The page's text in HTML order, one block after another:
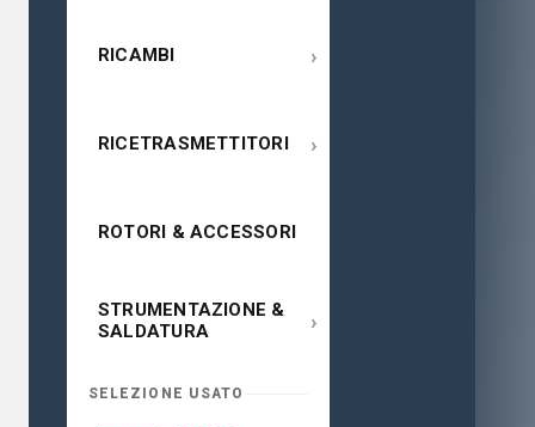
RICAMBI ›
RICETRASMETTITORI ›
ROTORI & ACCESSORI
STRUMENTAZIONE &
SALDATURA
›
SELEZIONE USATO